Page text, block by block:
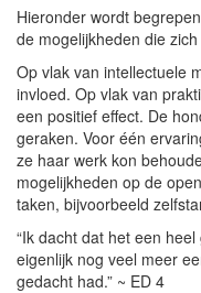
Hieronder wordt
de mogelijkheden die
Op vlak van intellectuele
invloed. Op vlak van
een positief effect. De
geraken. Voor één
ze haar werk kon
mogelijkheden op de
taken, bijvoorbeeld
“Ik dacht dat het een
eigenlijk nog veel meer
gedacht had.” ~ ED 4